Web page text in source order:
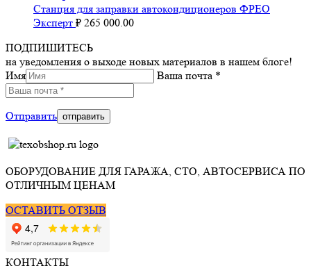
Станция для заправки автокондиционеров ФРЕО
Эксперт ₽ 265 000.00
ПОДПИШИТЕСЬ
на уведомления о выходе новых материалов в нашем блоге!
Имя
Ваша почта *
Отправить
ОБОРУДОВАНИЕ ДЛЯ ГАРАЖА, СТО, АВТОСЕРВИСА ПО
ОТЛИЧНЫМ ЦЕНАМ
ОСТАВИТЬ ОТЗЫВ
КОНТАКТЫ